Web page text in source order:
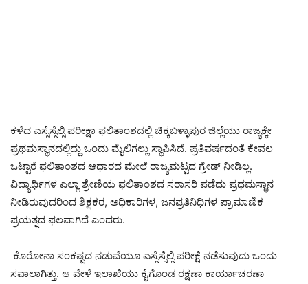
ಕಳೆದ ಎಸ್ಸೆಸ್ಸೆಲ್ಸಿ ಪರೀಕ್ಷಾ ಫಲಿತಾಂಶದಲ್ಲಿ ಚಿಕ್ಕಬಳ್ಳಾಪುರ ಜಿಲ್ಲೆಯು ರಾಜ್ಯಕ್ಕೇ
ಪ್ರಥಮಸ್ಥಾನದಲ್ಲಿದ್ದು ಒಂದು ಮೈಲಿಗಲ್ಲು ಸ್ಥಾಪಿಸಿದೆ. ಪ್ರತಿವರ್ಷದಂತೆ ಕೇವಲ
ಒಟ್ಟಾರೆ ಫಲಿತಾಂಶದ ಆಧಾರದ ಮೇಲೆ ರಾಜ್ಯಮಟ್ಟದ ಗ್ರೇಡ್ ನೀಡಿಲ್ಲ.
ವಿದ್ಯಾರ್ಥಿಗಳ ಎಲ್ಲಾ ಶ್ರೇಣಿಯ ಫಲಿತಾಂಶದ ಸರಾಸರಿ ಪಡೆದು ಪ್ರಥಮಸ್ಥಾನ
ನೀಡಿರುವುದರಿಂದ ಶಿಕ್ಷಕರ, ಅಧಿಕಾರಿಗಳ, ಜನಪ್ರತಿನಿಧಿಗಳ ಪ್ರಾಮಾಣಿಕ
ಪ್ರಯತ್ನದ ಫಲವಾಗಿದೆ ಎಂದರು.
ಕೊರೋನಾ ಸಂಕಷ್ಟದ ನಡುವೆಯೂ ಎಸ್ಸೆಸ್ಸೆಲ್ಸಿ ಪರೀಕ್ಷೆ ನಡೆಸುವುದು ಒಂದು
ಸವಾಲಾಗಿತ್ತು. ಆ ವೇಳೆ ಇಲಾಖೆಯು ಕೈಗೊಂಡ ರಕ್ಷಣಾ ಕಾರ್ಯಾಚರಣಾ